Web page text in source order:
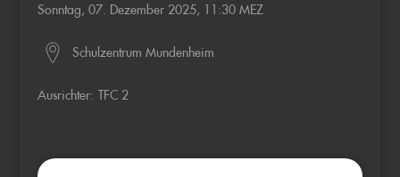
Sonntag, 07. Dezember 2025, 11:30 MEZ
Schulzentrum Mundenheim
Ausrichter: TFC 2